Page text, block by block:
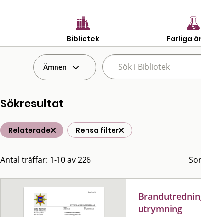
Bibliotek Farliga
Ämnen
Sökresultat
Relaterade Rensa filter
Antal träffar: 1-10 av 226
utrymning